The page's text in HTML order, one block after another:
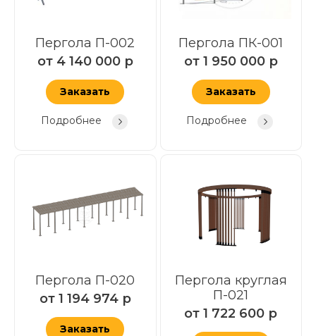
Пергола П-002
от 4 140 000 р
Заказать
Подробнее
Пергола ПК-001
от 1 950 000 р
Заказать
Подробнее
Пергола П-020
от 1 194 974 р
Заказать
Пергола круглая
П-021
от1 722 600 р